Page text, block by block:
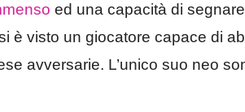
ed una capacità di
è visto un giocatore capace di
avversarie. L’unico suo neo